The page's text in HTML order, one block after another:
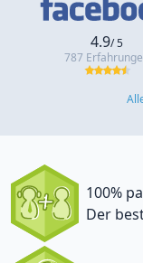
4.9/ 5
787
100%
Der